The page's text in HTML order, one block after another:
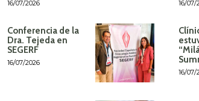
16/07/2026 16/07/
Conferencia de la
Dra. Tejeda en
SEGERF
16/07/2026
16/07/